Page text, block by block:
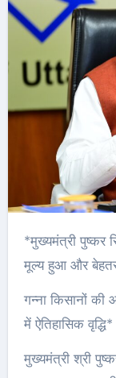
*मुख्यमंत्री पुष्कर सिंह धामी ने दी मंजूरी — उत्तराखण्ड में गन्ना
मूल्य हुआ और
गन्ना किसानों
में ऐतिहासिक वृद्धि*
मुख्यमंत्री श्री